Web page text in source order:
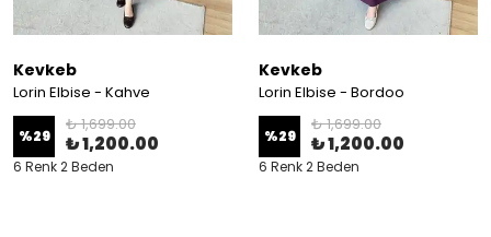
Kevkeb
Lorin Elbise - Kahve
%29
₺ 1,699.00
₺ 1,200.00
6 Renk 2 Beden
Kevkeb
Lorin Elbise - Bordoo
%29
₺ 1,699.00
₺ 1,200.00
6 Renk 2 Beden